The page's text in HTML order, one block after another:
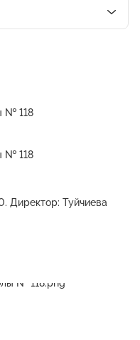
№ 118
№ 118
Директор: Туйчиева